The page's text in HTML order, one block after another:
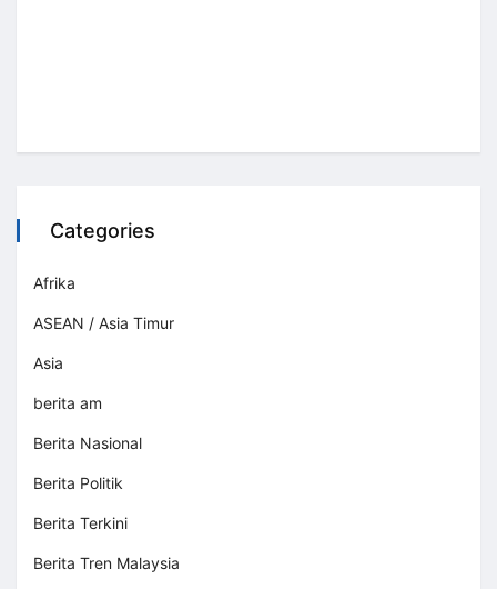
Categories
Afrika
ASEAN / Asia Timur
Asia
berita am
Berita Nasional
Berita Politik
Berita Terkini
Berita Tren Malaysia